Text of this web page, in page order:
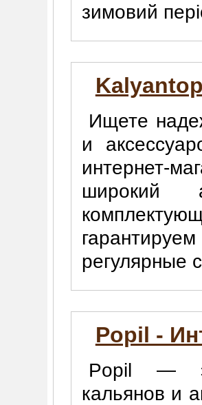
зимовий
Ищете
и
интернет-
широкий
регулярные
Popil -
Popil —
кальянов и